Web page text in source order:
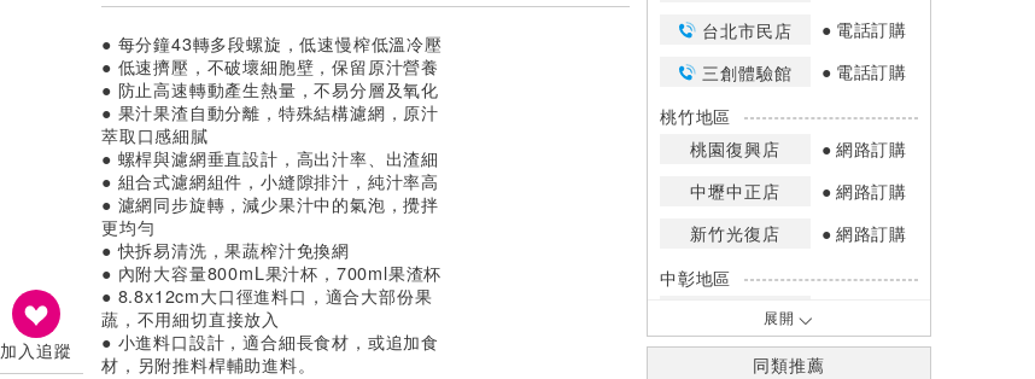
加入追蹤
● 每分鐘43轉多段螺旋，低速慢榨低溫冷壓
● 低速擠壓，不破壞細胞壁，保留原汁營養
● 防止高速轉動產生熱量，不易分層及氧化
● 果汁果渣自動分離，特殊結構濾網，原汁
萃取口感細膩
● 螺桿與濾網垂直設計，高出汁率、出渣細
● 組合式濾網組件，小縫隙排汁，純汁率高
● 濾網同步旋轉，減少果汁中的氣泡，攪拌
更均勻
● 快拆易清洗，果蔬榨汁免換網
● 內附大容量800mL果汁杯，700ml果渣杯
● 8.8x12cm大口徑進料口，適合大部份果
蔬，不用細切直接放入
● 小進料口設計，適合細長食材，或追加食
材，另附推料桿輔助進料。
台北市民店
電話訂購
三創體驗館
電話訂購
桃竹地區
桃園復興店
網路訂購
中壢中正店
網路訂購
新竹光復店
網路訂購
中彰地區
台中英才店
嘉南地區
展開
同類推薦